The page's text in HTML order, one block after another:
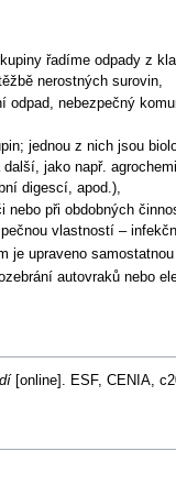
řadíme odpady z
nerostných surovin,
nebezpečný
jednou z nich jsou
jako např.
digescí, apod.),
nebo při obdobných
vlastností –
upraveno
autovraků nebo
[online]. ESF, CENIA,